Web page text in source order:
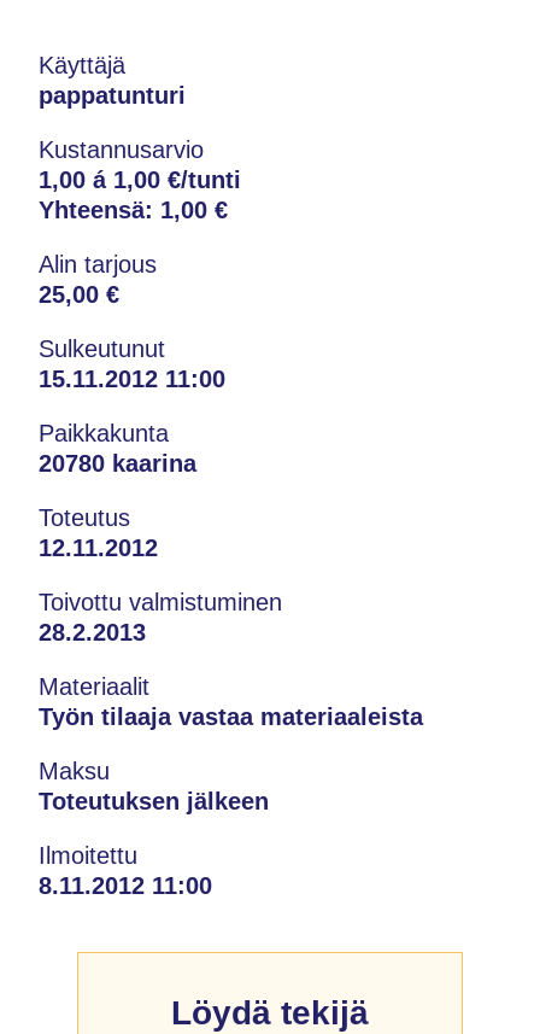
Käyttäjä
pappatunturi
Kustannusarvio
1,00 á 1,00 €/tunti
Yhteensä: 1,00 €
Alin tarjous
25,00 €
Sulkeutunut
15.11.2012 11:00
Paikkakunta
20780 kaarina
Toteutus
12.11.2012
Toivottu valmistuminen
28.2.2013
Materiaalit
Työn tilaaja vastaa materiaaleista
Maksu
Toteutuksen jälkeen
Ilmoitettu
8.11.2012 11:00
Löydä tekijä